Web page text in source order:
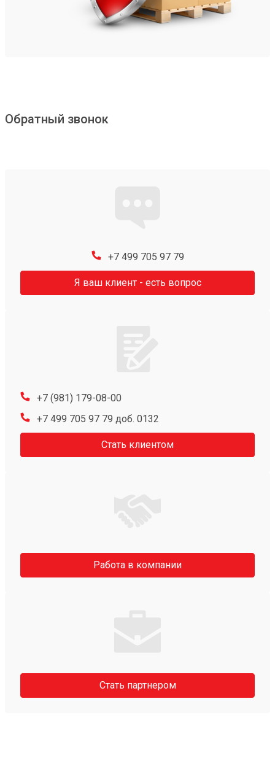
Обратный звонок
+7 499 705 97 79
Я ваш клиент - есть вопрос
+7 (981) 179-08-00
+7 499 705 97 79 доб. 0132
Стать клиентом
Работа в компании
Стать партнером